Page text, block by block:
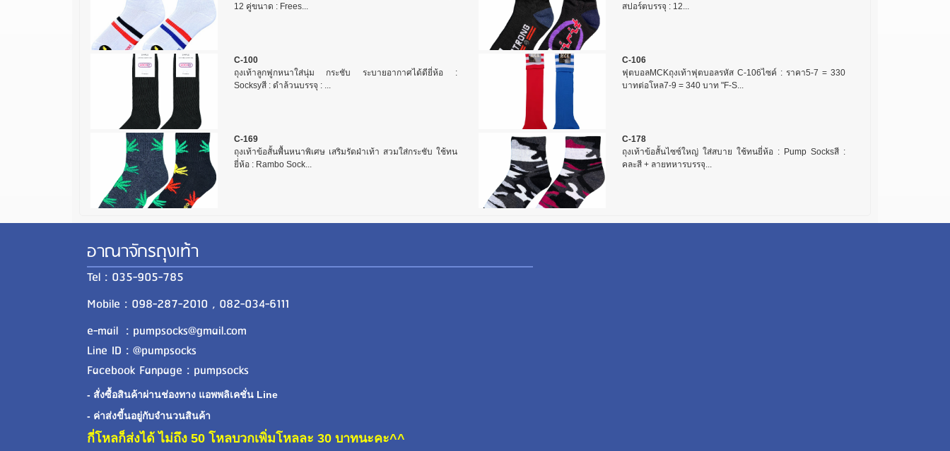
12 คู่ขนาด : Frees...
สปอร์ตบรรจุ : 12...
C-100
ถุงเท้าลูกฟูกหนาใส่นุ่ม กระชับ ระบายอากาศได้ดียี่ห้อ :
Socksyสี : ดำล้วนบรรจุ : ...
C-106
ฟุตบอลMCKถุงเท้าฟุตบอลรหัส C-106ไซค์ : ราคา5-7 = 330
บาทต่อโหล7-9 = 340 บาท "F-S...
C-169
ถุงเท้าข้อสั้นพื้นหนาพิเศษ เสริมรัดฝ่าเท้า สวมใส่กระชับ ใช้ทน
ยี่ห้อ : Rambo Sock...
C-178
ถุงเท้าข้อสั้นไซซ์ใหญ่ ใส่สบาย ใช้ทนยี่ห้อ : Pump Socksสี :
คละสี + ลายทหารบรรจุ...
อาณาจักรถุงเท้า
Tel : 035-905-785
Mobile : 098-287-2010 , 082-034-6111
e-mail : pumpsocks@gmail.com
Line ID : @pumpsocks
Facebook Fanpage : pumpsocks
- สั่งซื้อสินค้าผ่านช่องทาง แอพพลิเคชั่น Line
- ค่าส่งขี้นอยู่กับจำนวนสินค้า
กี่โหลก็ส่งได้ ไม่ถึง 50 โหลบวกเพิ่มโหลละ 30 บาทนะคะ^^